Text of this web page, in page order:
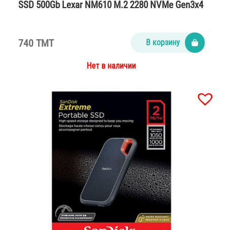
SSD 500Gb Lexar NM610 M.2 2280 NVMe Gen3x4
740 TMT В корзину
Нет в наличии